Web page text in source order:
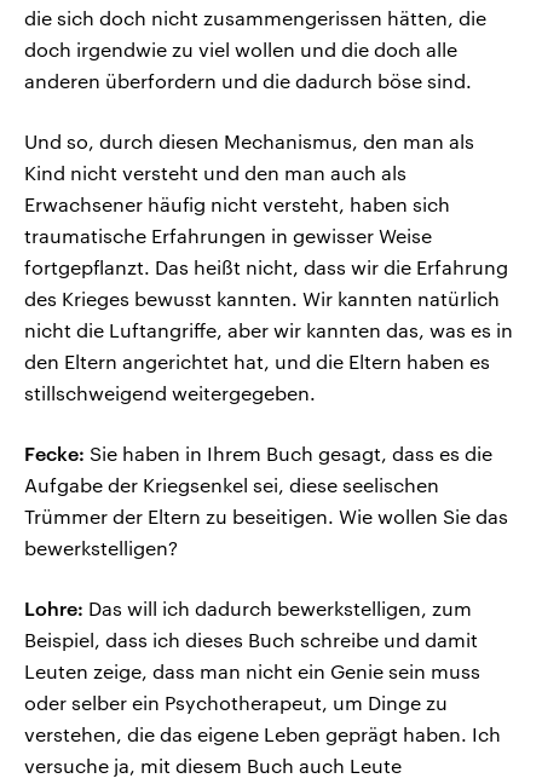
die sich doch nicht zusammengerissen hätten, die
doch irgendwie zu viel wollen und die doch alle
anderen überfordern und die dadurch böse sind.
Und so, durch diesen Mechanismus, den man als
Kind nicht versteht und den man auch als
Erwachsener häufig nicht versteht, haben sich
traumatische Erfahrungen in gewisser Weise
fortgepflanzt. Das heißt nicht, dass wir die Erfahrung
des Krieges bewusst kannten. Wir kannten natürlich
nicht die Luftangriffe, aber wir kannten das, was es in
den Eltern angerichtet hat, und die Eltern haben es
stillschweigend weitergegeben.
Fecke: Sie haben in Ihrem Buch gesagt, dass es die
Aufgabe der Kriegsenkel sei, diese seelischen
Trümmer der Eltern zu beseitigen. Wie wollen Sie das
bewerkstelligen?
Lohre: Das will ich dadurch bewerkstelligen, zum
Beispiel, dass ich dieses Buch schreibe und damit
Leuten zeige, dass man nicht ein Genie sein muss
oder selber ein Psychotherapeut, um Dinge zu
verstehen, die das eigene Leben geprägt haben. Ich
versuche ja, mit diesem Buch auch Leute